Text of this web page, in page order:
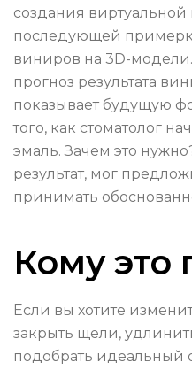
создания
последующей
виниров на 3D-
прогноз результата
показывает будущую
того, как стоматолог
эмаль. Зачем это
результат, мог
принимать
Кому это
Если вы хотите
закрыть щели,
подобрать идеальный